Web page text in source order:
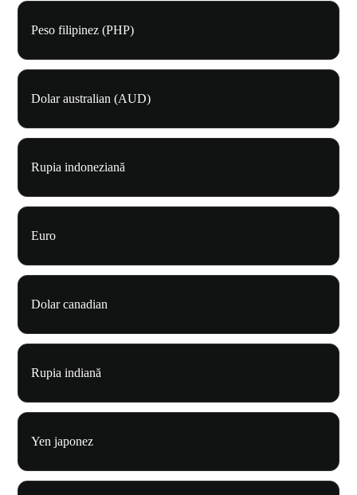
Peso filipinez (PHP)
Dolar australian (AUD)
Rupia indoneziană
Euro
Dolar canadian
Rupia indiană
Yen japonez